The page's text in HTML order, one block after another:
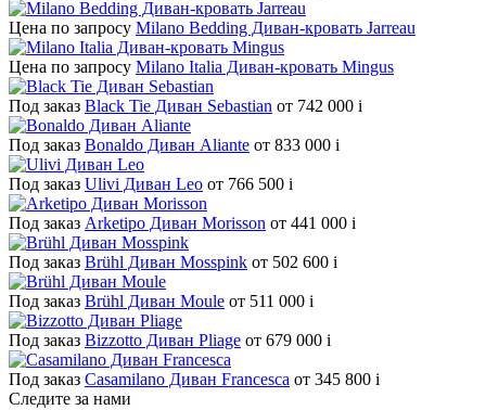
Цена по запросу Milano Bedding Диван-кровать Jarreau
Цена по запросу Milano Italia Диван-кровать Mingus
Под заказ Black Tie Диван Sebastian от 742 000 i
Под заказ Bonaldo Диван Aliante от 833 000 i
Под заказ Ulivi Диван Leo от 766 500 i
Под заказ Arketipo Диван Morisson от 441 000 i
Под заказ Brühl Диван Mosspink от 502 600 i
Под заказ Brühl Диван Moule от 511 000 i
Под заказ Bizzotto Диван Pliage от 679 000 i
Под заказ Casamilano Диван Francesca от 345 800 i
Следите за нами